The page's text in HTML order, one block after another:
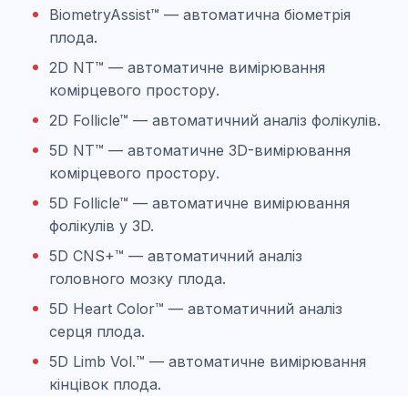
BiometryAssist™ — автоматична біометрія
плода.
2D NT™ — автоматичне вимірювання
комірцевого простору.
2D Follicle™ — автоматичний аналіз фолікулів.
5D NT™ — автоматичне 3D-вимірювання
комірцевого простору.
5D Follicle™ — автоматичне вимірювання
фолікулів у 3D.
5D CNS+™ — автоматичний аналіз
головного мозку плода.
5D Heart Color™ — автоматичний аналіз
серця плода.
5D Limb Vol.™ — автоматичне вимірювання
кінцівок плода.